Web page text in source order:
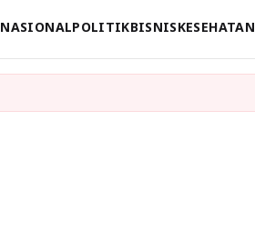
NASIONALPOLITIKBISNISKESEHATAN